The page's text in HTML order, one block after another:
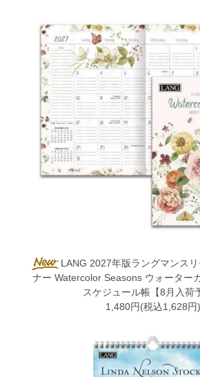
LANG 2027年版ラングマンス
ナー Watercolor Seasons ウォーター
スケジュール帳【8月入荷
1,480円(税込1,628円)